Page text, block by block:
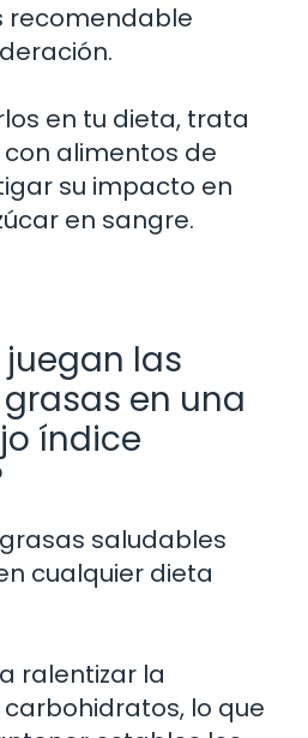
recomendable
en tu dieta, trata
alimentos de
su impacto en
en sangre.
las
en una
índice
saludables
cualquier dieta
ralentizar la
lo que